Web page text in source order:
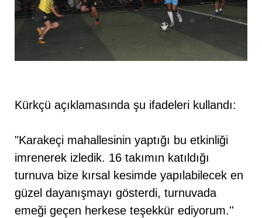
Kürkçü açıklamasında şu ifadeleri kullandı:
"Karakeçi mahallesinin yaptığı bu etkinliği
imrenerek izledik. 16 takımın katıldığı
turnuva bize kırsal kesimde yapılabilecek en
güzel dayanışmayı gösterdi, turnuvada
emeği geçen herkese teşekkür ediyorum.''